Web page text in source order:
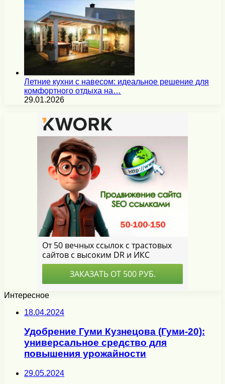
Летние кухни с навесом: идеальное решение для
комфортного отдыха на…
29.01.2026
Интересное
18.04.2024
Удобрение Гуми Кузнецова (Гуми-20):
универсальное средство для
повышения урожайности
29.05.2024